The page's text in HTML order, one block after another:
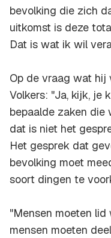
bevolking die zich
uitkomst is deze
Dat is wat ik wil
Op de vraag wat hij
Volkers: "Ja, kijk, je
bepaalde zaken die
dat is niet het
Het gesprek dat
bevolking moet
soort dingen te
"Mensen moeten
mensen moeten